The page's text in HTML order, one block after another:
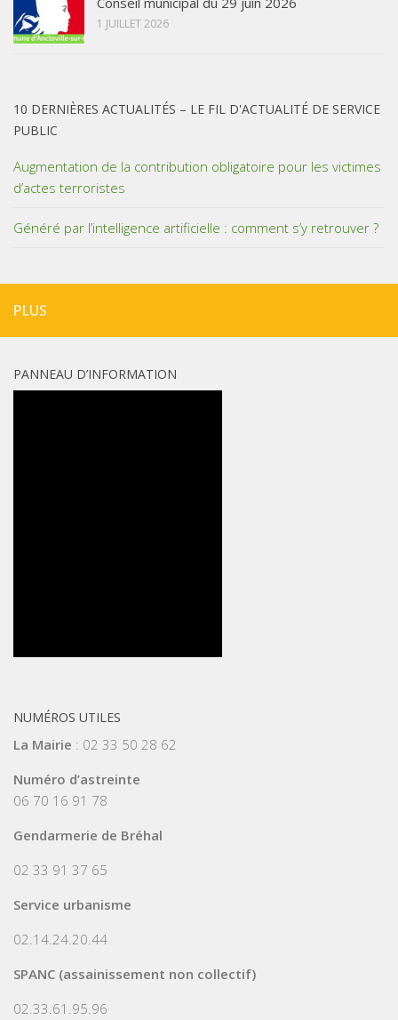
1 JUILLET 2026
10 DERNIÈRES ACTUALITÉS – LE FIL D'ACTUALITÉ DE SERVICE
PUBLIC
Augmentation de la contribution obligatoire pour les victimes
d’actes terroristes
Généré par l’intelligence artificielle : comment s’y retrouver ?
PLUS
PANNEAU D’INFORMATION
NUMÉROS UTILES
La Mairie : 02 33 50 28 62
Numéro d’astreinte
06 70 16 91 78
Gendarmerie de Bréhal
02 33 91 37 65
Service urbanisme
02.14.24.20.44
SPANC (assainissement non collectif)
02.33.61.95.96